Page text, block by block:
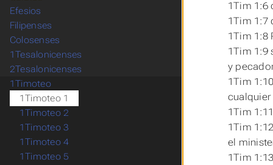
1Tim 1:6
1Tim 1:7
1Tim 1:8
1Tim 1:9
y
1Tim
1Tim
1Tim
el
1Tim
Efesios
Filipenses
Colosenses
1Tesalonicenses
2Tesalonicenses
1Timoteo
1Timoteo 1
1Timoteo 2
1Timoteo 3
1Timoteo 4
1Timoteo 5